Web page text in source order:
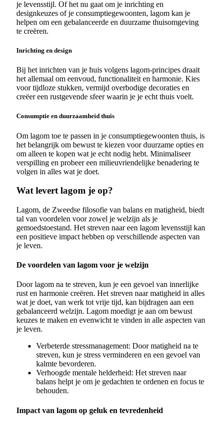
je levensstijl. Of het nu gaat om je inrichting en
designkeuzes of je consumptiegewoonten, lagom kan je
helpen om een gebalanceerde en duurzame thuisomgeving
te creëren.
Inrichting en design
Bij het inrichten van je huis volgens lagom-principes draait
het allemaal om eenvoud, functionaliteit en harmonie. Kies
voor tijdloze stukken, vermijd overbodige decoraties en
creëer een rustgevende sfeer waarin je je echt thuis voelt.
Consumptie en duurzaamheid thuis
Om lagom toe te passen in je consumptiegewoonten thuis, is
het belangrijk om bewust te kiezen voor duurzame opties en
om alleen te kopen wat je echt nodig hebt. Minimaliseer
verspilling en probeer een milieuvriendelijke benadering te
volgen in alles wat je doet.
Wat levert lagom je op?
Lagom, de Zweedse filosofie van balans en matigheid, biedt
tal van voordelen voor zowel je welzijn als je
gemoedstoestand. Het streven naar een lagom levensstijl kan
een positieve impact hebben op verschillende aspecten van
je leven.
De voordelen van lagom voor je welzijn
Door lagom na te streven, kun je een gevoel van innerlijke
rust en harmonie creëren. Het streven naar matigheid in alles
wat je doet, van werk tot vrije tijd, kan bijdragen aan een
gebalanceerd welzijn. Lagom moedigt je aan om bewust
keuzes te maken en evenwicht te vinden in alle aspecten van
je leven.
Verbeterde stressmanagement: Door matigheid na te
streven, kun je stress verminderen en een gevoel van
kalmte bevorderen.
Verhoogde mentale helderheid: Het streven naar
balans helpt je om je gedachten te ordenen en focus te
behouden.
Impact van lagom op geluk en tevredenheid